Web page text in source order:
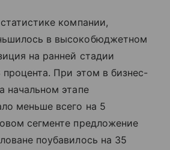
компании,
в высокобюджетном
на ранней стадии
процента. При этом в бизнес-
начальном этапе
меньше всего на 5
сегменте предложение
поубавилось на 35